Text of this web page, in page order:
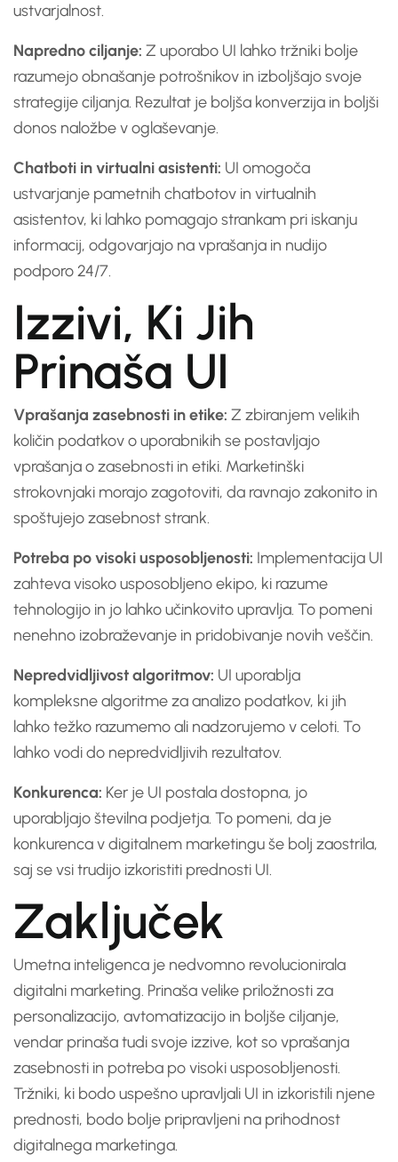
ustvarjalnost.
Napredno ciljanje: Z uporabo UI lahko tržniki bolje
razumejo obnašanje potrošnikov in izboljšajo svoje
strategije ciljanja. Rezultat je boljša konverzija in boljši
donos naložbe v oglaševanje.
Chatboti in virtualni asistenti: UI omogoča
ustvarjanje pametnih chatbotov in virtualnih
asistentov, ki lahko pomagajo strankam pri iskanju
informacij, odgovarjajo na vprašanja in nudijo
podporo 24/7.
Izzivi, Ki Jih
Prinaša UI
Vprašanja zasebnosti in etike: Z zbiranjem velikih
količin podatkov o uporabnikih se postavljajo
vprašanja o zasebnosti in etiki. Marketinški
strokovnjaki morajo zagotoviti, da ravnajo zakonito in
spoštujejo zasebnost strank.
Potreba po visoki usposobljenosti: Implementacija UI
zahteva visoko usposobljeno ekipo, ki razume
tehnologijo in jo lahko učinkovito upravlja. To pomeni
nenehno izobraževanje in pridobivanje novih veščin.
Nepredvidljivost algoritmov: UI uporablja
kompleksne algoritme za analizo podatkov, ki jih
lahko težko razumemo ali nadzorujemo v celoti. To
lahko vodi do nepredvidljivih rezultatov.
Konkurenca: Ker je UI postala dostopna, jo
uporabljajo številna podjetja. To pomeni, da je
konkurenca v digitalnem marketingu še bolj zaostrila,
saj se vsi trudijo izkoristiti prednosti UI.
Zaključek
Umetna inteligenca je nedvomno revolucionirala
digitalni marketing. Prinaša velike priložnosti za
personalizacijo, avtomatizacijo in boljše ciljanje,
vendar prinaša tudi svoje izzive, kot so vprašanja
zasebnosti in potreba po visoki usposobljenosti.
Tržniki, ki bodo uspešno upravljali UI in izkoristili njene
prednosti, bodo bolje pripravljeni na prihodnost
digitalnega marketinga.